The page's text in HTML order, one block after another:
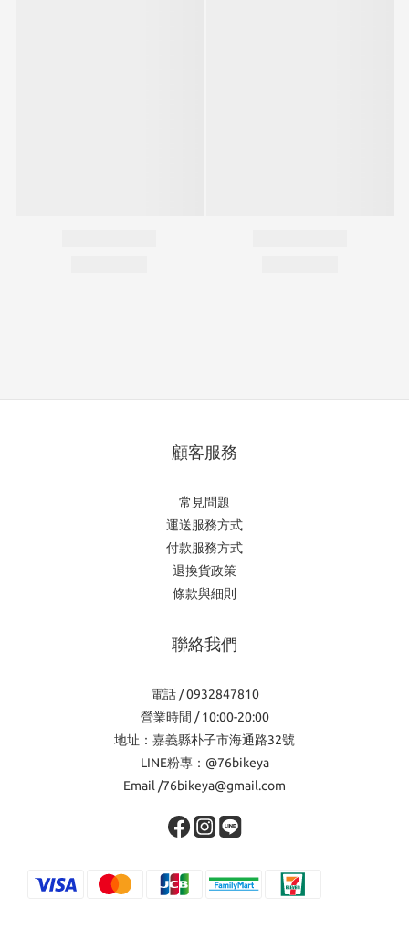
顧客服務
常見問題
運送服務方式
付款服務方式
退換貨政策
條款與細則
聯絡我們
電話 / 0932847810
營業時間 / 10:00-20:00
地址：嘉義縣朴子市海通路32號
LINE粉專：@76bikeya
Email /76bikeya@gmail.com